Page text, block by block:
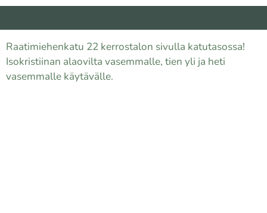
Raatimiehenkatu 22 kerrostalon sivulla katutasossa!
Isokristiinan alaovilta vasemmalle, tien yli ja heti
vasemmalle käytävälle.